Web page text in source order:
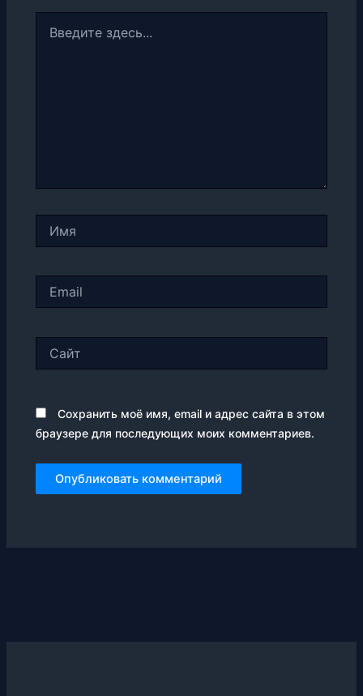
здесь...
Сохранить моё имя, email и адрес сайта в этом
браузере для последующих моих комментариев.